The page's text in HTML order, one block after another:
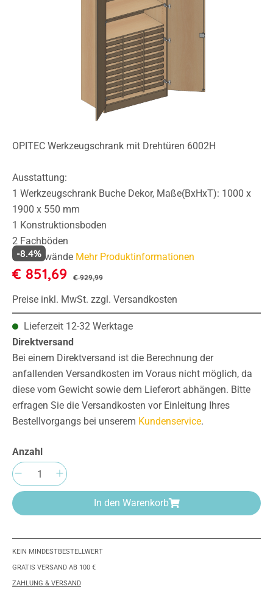
OPITEC Werkzeugschrank mit Drehtüren 6002H
Ausstattung:
1 Werkzeugschrank Buche Dekor, Maße(BxHxT): 1000 x
1900 x 550 mm
1 Konstruktionsboden
2 Fachböden
2 Mittelwände Mehr Produktinformationen
€ 851,69 € 929,99
-8.4%
Preise inkl. MwSt. zzgl. Versandkosten
Lieferzeit 12-32 Werktage
Direktversand
Bei einem Direktversand ist die Berechnung der
anfallenden Versandkosten im Voraus nicht möglich, da
diese vom Gewicht sowie dem Lieferort abhängen. Bitte
erfragen Sie die Versandkosten vor Einleitung Ihres
Bestellvorgangs bei unserem Kundenservice.
Anzahl
Produkt Anzahl: Gib den gewünschten
In den Warenkorb
KEIN MINDESTBESTELLWERT
GRATIS VERSAND AB 100 €
ZAHLUNG & VERSAND